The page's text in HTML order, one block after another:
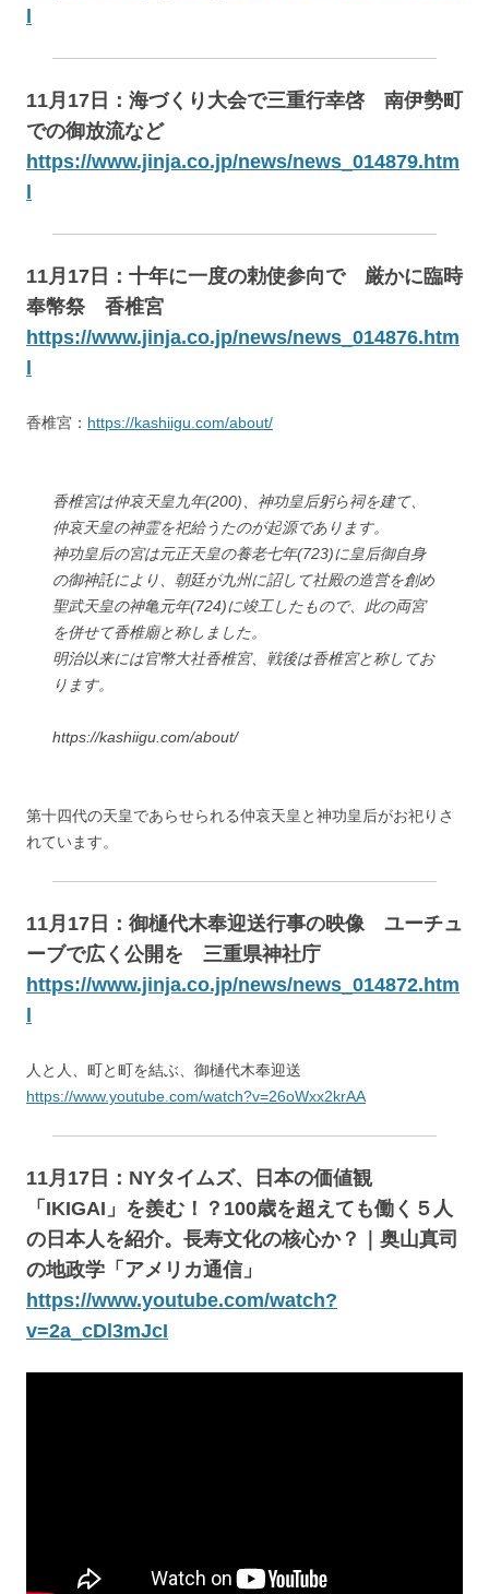
11月17日：海づくり大会で三重行幸啓 南伊勢町
での御放流など
https://www.jinja.co.jp/news/news_014879.htm
11月17日：十年に一度の勅使参向で 厳かに臨時
奉幣祭 香椎宮
https://www.jinja.co.jp/news/news_014876.htm
香椎宮： https://kashiigu.com/about/
香椎宮は仲哀天皇九年(200)、神功皇后躬ら祠を建て、
仲哀天皇の神霊を祀給うたのが起源であります。
神功皇后の宮は元正天皇の養老七年(723)に皇后御自身
の御神託により、朝廷が九州に詔して社殿の造営を創め
聖武天皇の神亀元年(724)に竣工したもので、此の両宮
を併せて香椎廟と称しました。
明治以来には官幣大社香椎宮、戦後は香椎宮と称してお
ります。
https://kashiigu.com/about/
第十四代の天皇であらせられる仲哀天皇と神功皇后がお祀りさ
れています。
11月17日：御樋代木奉迎送行事の映像 ユーチュ
ーブで広く公開を 三重県神社庁
https://www.jinja.co.jp/news/news_014872.htm
人と人、町と町を結ぶ、御樋代木奉迎送
https://www.youtube.com/watch?v=26oWxx2krAA
11月17日：NYタイムズ、日本の価値観
「IKIGAI」を羨む！？100歳を超えても働く５人
の日本人を紹介。長寿文化の核心か？｜奥山真司
の地政学「アメリカ通信」
https://www.youtube.com/watch?
v=2a_cDl3mJcI